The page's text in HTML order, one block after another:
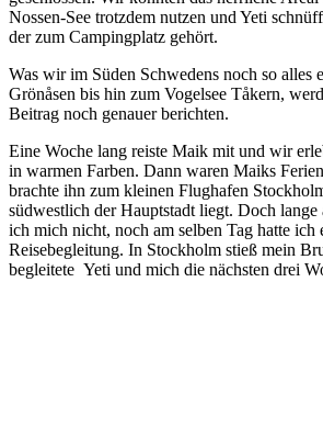
Nossen-See trotzdem nutzen und Yeti
der zum Campingplatz gehört.
Was wir im Süden Schwedens noch so alles
Grönåsen bis hin zum Vogelsee Tåkern,
Beitrag noch genauer berichten.
Eine Woche lang reiste Maik mit und wir
in warmen Farben. Dann waren Maiks
brachte ihn zum kleinen Flughafen
südwestlich der Hauptstadt liegt. Doch lange
ich mich nicht, noch am selben Tag hatte ich
Reisebegleitung. In Stockholm stieß mein
begleitete Yeti und mich die nächsten drei